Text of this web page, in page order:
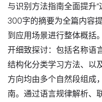
与识别方法指南全面提升
300字的摘要为全篇内容
到应用场景进行整体概括
开细致探讨：包括名称语
结构化分类学习方法、以
方向均由多个自然段组成
南。通过语言规律解析、